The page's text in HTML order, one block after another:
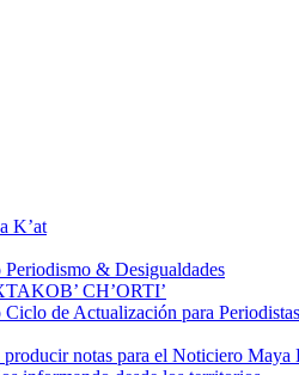
K’at
& Desigualdades
CH’ORTI’
de Actualización para Periodistas
notas para el Noticiero Maya